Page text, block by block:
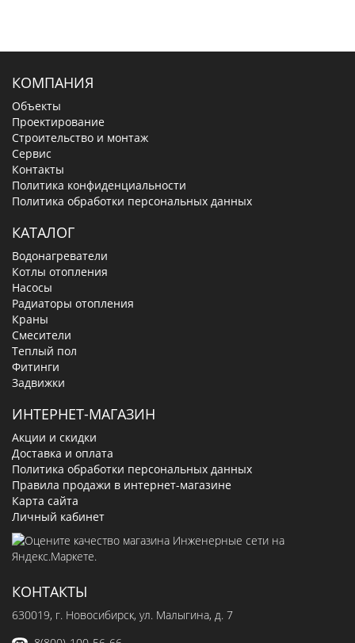
КОМПАНИЯ
Объекты
Проектирование
Строительство и монтаж
Сервис
Контакты
Политика конфиденциальности
Политика обработки персональных данных
КАТАЛОГ
Водонагреватели
Котлы отопления
Насосы
Радиаторы отопления
Краны
Смесители
Теплый пол
Фитинги
Задвижки
ИНТЕРНЕТ-МАГАЗИН
Акции и скидки
Доставка и оплата
Политика обработки персональных данных
Правила продажи в интернет-магазине
Карта сайта
Личный кабинет
КОНТАКТЫ
630019, г. Новосибирск, ул. Малыгина, д. 7